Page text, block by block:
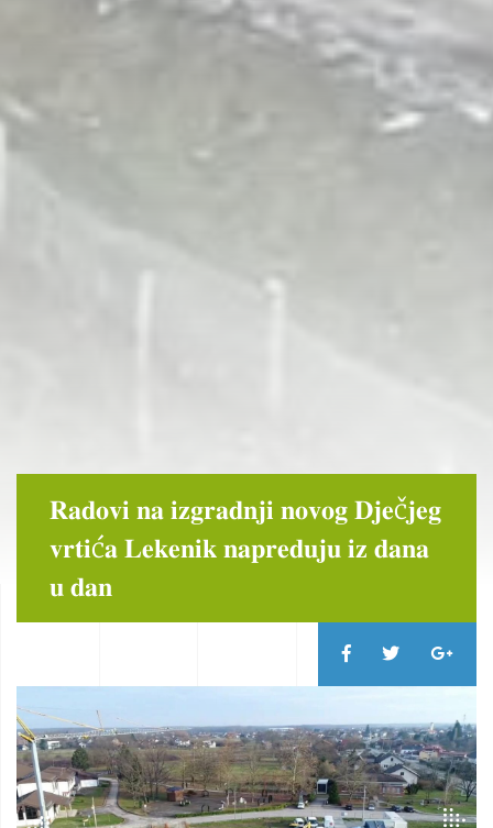
𝐑𝐚𝐝𝐨𝐯𝐢 𝐧𝐚 𝐢𝐳𝐠𝐫𝐚𝐝𝐧𝐣𝐢 𝐧𝐨𝐯𝐨𝐠 𝐃𝐣𝐞č𝐣𝐞𝐠
𝐯𝐫𝐭𝐢ć𝐚 𝐋𝐞𝐤𝐞𝐧𝐢𝐤 𝐧𝐚𝐩𝐫𝐞𝐝𝐮𝐣𝐮 𝐢𝐳 𝐝𝐚𝐧𝐚
𝐮 𝐝𝐚𝐧